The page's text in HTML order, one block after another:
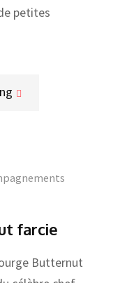
petites
farcie
Butternut